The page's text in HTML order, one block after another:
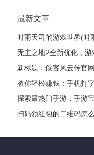
最新文章
时雨天司的游戏世界(时
无主之地2全新优化，
盼的全新升级，游戏体
新标题：侠客风云传官
侠客风云传官网——揭
教你轻松赚钱：手机打
松实现赚钱？)
探索最热门手游，手游
最新推荐——最全手游
扫码领红包的二维码怎